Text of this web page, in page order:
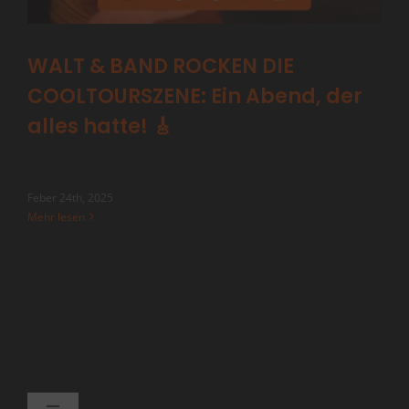
WALT & BAND ROCKEN DIE
COOLTOURSZENE: Ein Abend, der
alles hatte! 🎸
Feber 24th, 2025
Mehr lesen